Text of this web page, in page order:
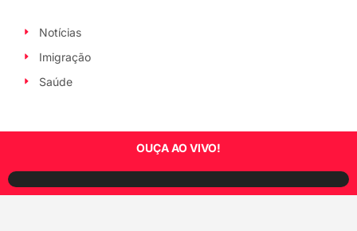
Notícias
Imigração
Saúde
OUÇA AO VIVO!